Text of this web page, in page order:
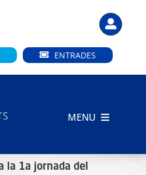
ENTRADES
MENU
la 1a jornada del